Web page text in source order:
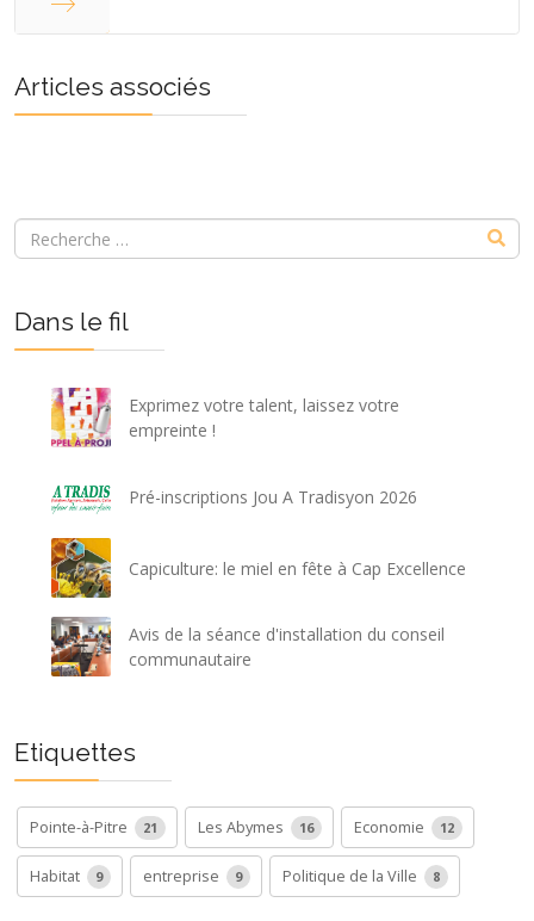
Articles associés
Dans le fil
Exprimez votre talent, laissez votre
empreinte !
Pré-inscriptions Jou A Tradisyon 2026
Capiculture: le miel en fête à Cap Excellence
Avis de la séance d'installation du conseil
communautaire
Etiquettes
Pointe-à-Pitre 21 Les Abymes 16 Economie 12
Habitat 9 entreprise 9 Politique de la Ville 8